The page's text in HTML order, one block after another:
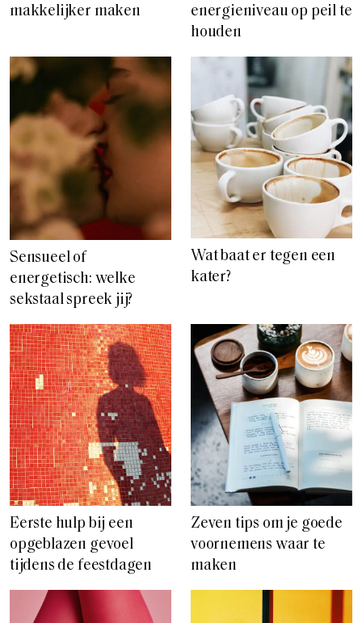
makkelijker maken
energieniveau op peil te
houden
Sensueel of
energetisch: welke
sekstaal spreek jij?
Wat baat er tegen een
kater?
Eerste hulp bij een
opgeblazen gevoel
tijdens de feestdagen
Zeven tips om je goede
voornemens waar te
maken